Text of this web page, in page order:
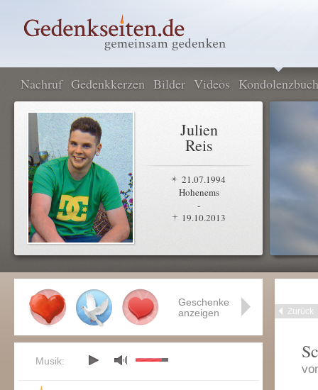
Nachruf Gedenkkerzen Bilder Videos Kondolenzbuch
Julien
Reis
21.07.1994
Hohenems
-
19.10.2013
Zurück
Geschenke
anzeigen
Musik: